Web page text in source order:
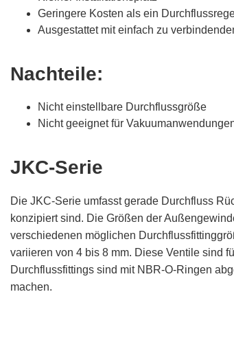
Geringere Kosten als ein
Ausgestattet mit einfach zu
Nachteile:
Nicht einstellbare Durchflussgröße
Nicht geeignet für
JKC-Serie
Die JKC-Serie umfasst gerade Durchfluss
konzipiert sind. Die Größen der
verschiedenen möglichen
variieren von 4 bis 8 mm. Diese Ventile sind
Durchflussfittings sind mit NBR-O-Ringen
machen.